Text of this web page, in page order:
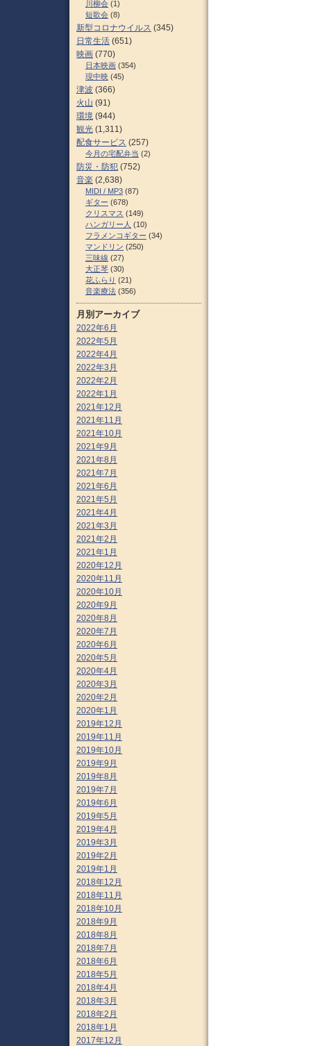
川柳会 (1)
短歌会 (8)
新型コロナウイルス (345)
日常生活 (651)
映画 (770)
日本映画 (354)
現中映 (45)
津波 (366)
火山 (91)
環境 (944)
観光 (1,311)
配食サービス (257)
今月の宅配弁当 (2)
防災・防犯 (752)
音楽 (2,638)
MIDI / MP3 (87)
ギター (678)
クリスマス (149)
ハンガリー人 (10)
フラメンコギター (34)
マンドリン (250)
三味線 (27)
大正琴 (30)
花ふらり (21)
音楽療法 (356)
月別アーカイブ
2022年6月
2022年5月
2022年4月
2022年3月
2022年2月
2022年1月
2021年12月
2021年11月
2021年10月
2021年9月
2021年8月
2021年7月
2021年6月
2021年5月
2021年4月
2021年3月
2021年2月
2021年1月
2020年12月
2020年11月
2020年10月
2020年9月
2020年8月
2020年7月
2020年6月
2020年5月
2020年4月
2020年3月
2020年2月
2020年1月
2019年12月
2019年11月
2019年10月
2019年9月
2019年8月
2019年7月
2019年6月
2019年5月
2019年4月
2019年3月
2019年2月
2019年1月
2018年12月
2018年11月
2018年10月
2018年9月
2018年8月
2018年7月
2018年6月
2018年5月
2018年4月
2018年3月
2018年2月
2018年1月
2017年12月